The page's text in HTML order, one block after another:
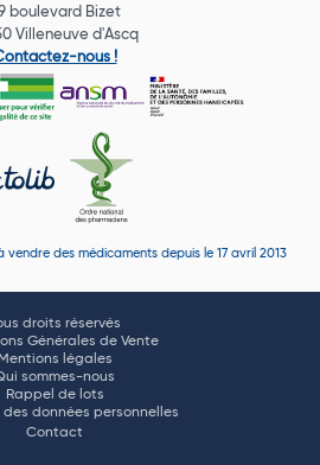
boulevard Bizet
Villeneuve d'Ascq
nous !
vendre des médicaments depuis le 17 avril 2013
droits réservés
Générales de Vente
Mentions légales
sommes-nous
Rappel de lots
des données personnelles
Contact